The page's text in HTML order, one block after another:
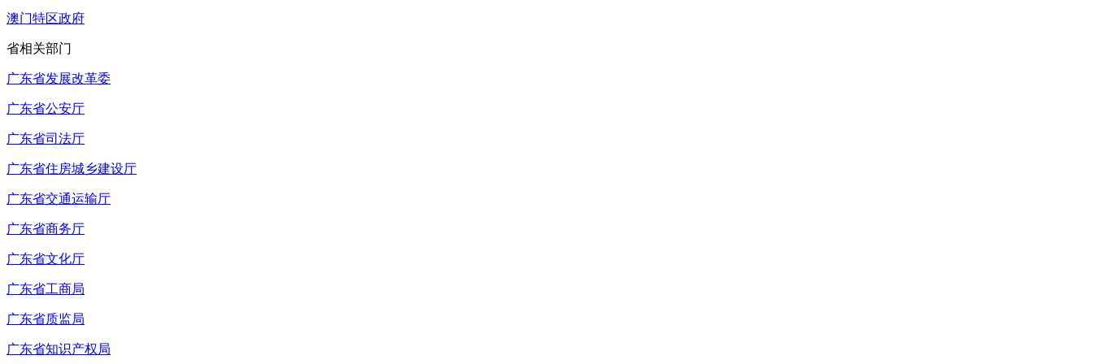
澳门特区政府
省相关部门
广东省发展改革委
广东省公安厅
广东省司法厅
广东省住房城乡建设厅
广东省交通运输厅
广东省商务厅
广东省文化厅
广东省工商局
广东省质监局
广东省知识产权局